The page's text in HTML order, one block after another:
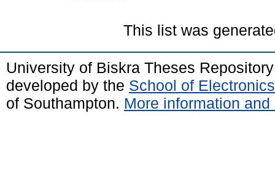
This list was
University of Biskra Theses
developed by the School of
of Southampton. More information